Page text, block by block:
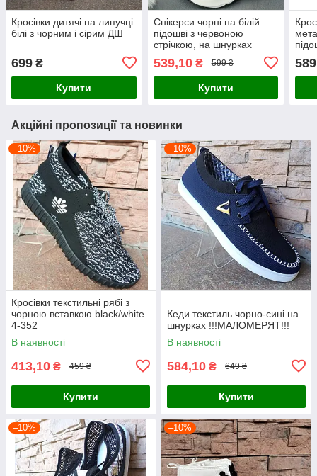
Кросівки дитячі на липучці
білі з чорним і сірим ДШ
699 ₴
Купити
Снікерси чорні на білій
підошві з червоною
стрічкою, на шнурках
539,10₴ 599 ₴
Купити
589
Акційні пропозиції та новинки
–10%
Кросівки текстильні рябі з
чорною вставкою black/white
4-352
В наявності
413,10 ₴ 459 ₴
Купити
–10%
Кеди текстиль чорно-сині на
шнурках !!!МАЛОМЕРЯТ!!!
В наявності
584,10 ₴ 649 ₴
Купити
–10% –10%